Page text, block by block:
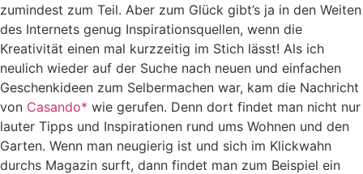
zumindest zum Teil. Aber zum Glück gibt’s ja in den Weiten
des Internets genug Inspirationsquellen, wenn die
Kreativität einen mal kurzzeitig im Stich lässt! Als ich
neulich wieder auf der Suche nach neuen und einfachen
Geschenkideen zum Selbermachen war, kam die Nachricht
von Casando* wie gerufen. Denn dort findet man nicht nur
lauter Tipps und Inspirationen rund ums Wohnen und den
Garten. Wenn man neugierig ist und sich im Klickwahn
durchs Magazin surft, dann findet man zum Beispiel ein